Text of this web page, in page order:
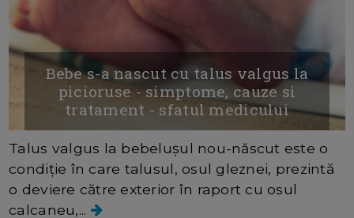
Bebe s-a nascut cu talus valgus la
picioruse - simptome, cauze si
tratament - sfatul medicului
Talus valgus la bebelușul nou-născut este o
condiție în care talusul, osul gleznei, prezintă
o deviere către exterior în raport cu osul
calcaneu,...